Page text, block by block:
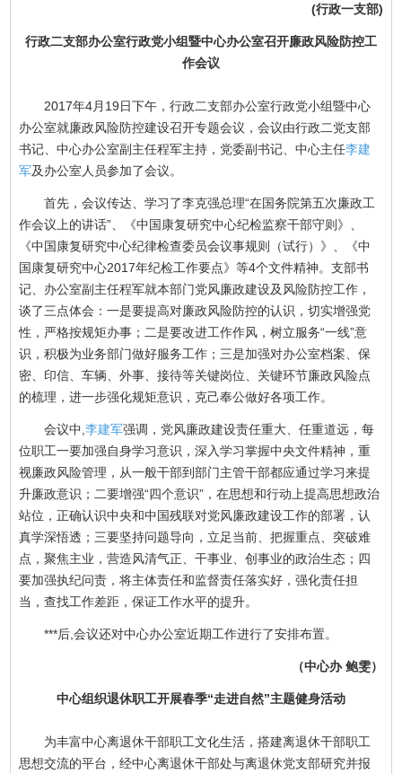
(行政一支部)
行政二支部办公室行政党小组暨中心办公室召开廉政风险防控工
作会议
2017年4月19日下午，行政二支部办公室行政党小组暨中心
办公室就廉政风险防控建设召开专题会议，会议由行政二党支部
书记、中心办公室副主任程军主持，党委副书记、中心主任李建
军及办公室人员参加了会议。
首先，会议传达、学习了李克强总理“在国务院第五次廉政工
作会议上的讲话”、《中国康复研究中心纪检监察干部守则》、
《中国康复研究中心纪律检查委员会议事规则（试行）》、《中
国康复研究中心2017年纪检工作要点》等4个文件精神。支部书
记、办公室副主任程军就本部门党风廉政建设及风险防控工作，
谈了三点体会：一是要提高对廉政风险防控的认识，切实增强党
性，严格按规矩办事；二是要改进工作作风，树立服务“一线”意
识，积极为业务部门做好服务工作；三是加强对办公室档案、保
密、印信、车辆、外事、接待等关键岗位、关键环节廉政风险点
的梳理，进一步强化规矩意识，克己奉公做好各项工作。
会议中,李建军强调，党风廉政建设责任重大、任重道远，每
位职工一要加强自身学习意识，深入学习掌握中央文件精神，重
视廉政风险管理，从一般干部到部门主管干部都应通过学习来提
升廉政意识；二要增强“四个意识”，在思想和行动上提高思想政治
站位，正确认识中央和中国残联对党风廉政建设工作的部署，认
真学深悟透；三要坚持问题导向，立足当前、把握重点、突破难
点，聚焦主业，营造风清气正、干事业、创事业的政治生态；四
要加强执纪问责，将主体责任和监督责任落实好，强化责任担
当，查找工作差距，保证工作水平的提升。
***后,会议还对中心办公室近期工作进行了安排布置。
（中心办 鲍雯）
中心组织退休职工开展春季“走进自然”主题健身活动
为丰富中心离退休干部职工文化生活，搭建离退休干部职工
思想交流的平台，经中心离退休干部处与离退休党支部研究并报